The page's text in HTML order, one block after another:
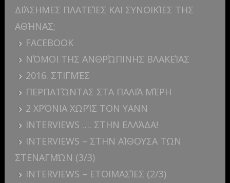
ΔΙΆΣΗΜΕΣ ΠΛΑΤΕΊΕΣ ΚΑΙ ΣΥΝΟΙΚΊΕΣ ΤΗΣ
ΑΘΉΝΑΣ;
FACEBOOK
ΝΌΜΟΙ ΤΗΣ ΑΝΘΡΏΠΙΝΗΣ ΒΛΑΚΕΊΑΣ
2016. ΣΤΙΓΜΈΣ
ΠΕΡΠΑΤΏΝΤΑΣ ΣΤΑ ΠΑΛΙΆ ΜΈΡΗ
2 ΧΡΌΝΙΑ ΧΩΡΊΣ ΤΟΝ YANN
INTERVIEWS …. ΣΤΗΝ ΕΛΛΆΔΑ!
INTERVIEWS – ΣΤΗΝ ΑΊΘΟΥΣΑ ΤΩΝ
ΣΤΕΝΑΓΜΏΝ (3/3)
INTERVIEWS – ΕΤΟΙΜΑΣΊΕΣ (2/3)